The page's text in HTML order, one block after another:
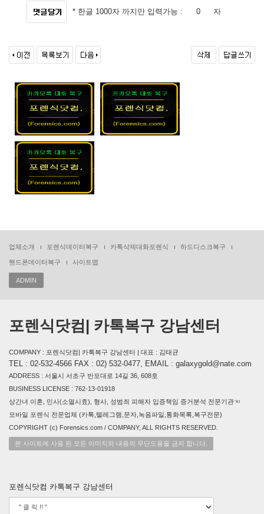
* 한글 1000자 까지만 입력가능 : 자
업체소개 포렌식데이터복구 카톡삭제대화포렌식 하드디스크복구
핸드폰데이터복구 사이트맵
ADMIN
포렌식닷컴| 카톡복구 강남센터
COMPANY : 포렌식닷컴| 카톡복구 강남센터 | 대표 : 김태균
TEL : 02-532-4566 FAX : 02) 532-0477, EMAIL : galaxygold@nate.com
ADDRESS : 서울시 서초구 반포대로 14길 36, 608호
BUSINESS LICENSE : 762-13-01918
상간녀 이혼, 민사(소멸시효), 형사, 성범죄 피해자 입증책임 증거분석 전문기관☜
모바일 포렌식 전문업체 (카톡,텔레그램,문자,녹음파일,통화목록,복구전문)
COPYRIGHT (c) Forensics.com / COMPANY, ALL RIGHTS RESERVED.
본 사이트에 사용 된 모든 이미지와 내용의 무단도용을 금지 합니다.
포렌식닷컴 카톡복구 강남센터